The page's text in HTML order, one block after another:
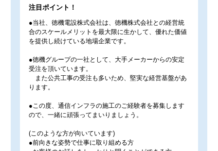
注目ポイント！
●当社、徳機電設株式会社は、徳機株式会社との経営統
合のスケールメリットを最大限に生かして、優れた価値
を提供し続けている地場企業です。
●徳機グループの一社として、大手メーカーからの安定
受注を頂いています。
また公共工事の受注も多いため、堅実な経営基盤があ
ります。
●この度、通信インフラの施工のご経験者を募集します
ので、一緒に頑張ってまいりましょう。
(このような方が向いています)
●前向きな姿勢で仕事に取り組める方